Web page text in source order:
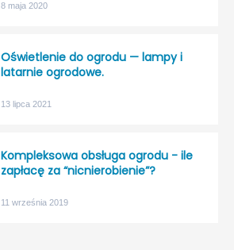
8 maja 2020
Oświetlenie do ogrodu — lampy i
latarnie ogrodowe.
13 lipca 2021
Kompleksowa obsługa ogrodu - ile
zapłacę za “nicnierobienie”?
11 września 2019